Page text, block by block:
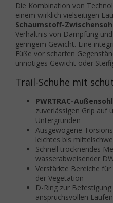
Die Kombination von
einem wirklich vielseitigen
Schaumstoff-
Verhältnis von Dämpfung
geringem Gewicht. Eine
Füße vor scharfen
unnötiges Gewicht oder
Trail-Schuhe mit
PWRTRAC-
zuverlässigen Grip auf
Untergründen
Ausgewogene
leichtes bis
Schnell trocknendes
wasserabweisender
Verstärkte Bereiche
der Vegetation
D-Ring zur
anspruchsvollen Läufen